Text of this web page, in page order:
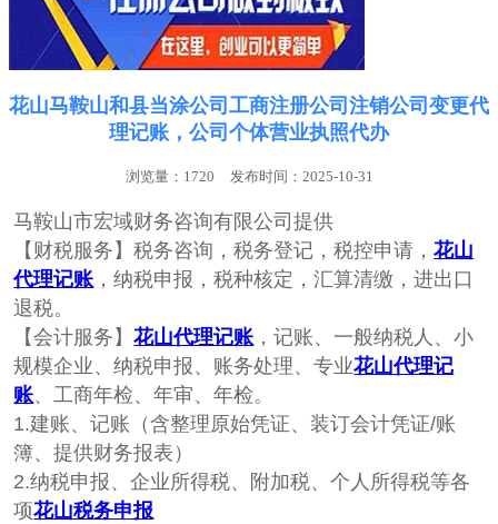
花山马鞍山和县当涂公司工商注册公司注销公司变更代
理记账，公司个体营业执照代办
浏览量：1720 发布时间：2025-10-31
马鞍山市宏域财务咨询有限公司提供
【财税服务】税‌‌务咨询，税务登记，税控申请，花山
代理记账 ‌‌，纳税申报，税种核定，汇算清缴，进出口
退税。
【会计服务】花山代理记账 ，记账、一般纳税人、小
规模企业、纳税申报、账务处理、专业花山代理记
账、工商年检、年审、年检。
1.建账、记账（含整理原始凭证、装订会计凭证/账
簿、提供财务报表）
2.纳税申报、企业所得税、附加税、个人所得税等各
项花山税务申报